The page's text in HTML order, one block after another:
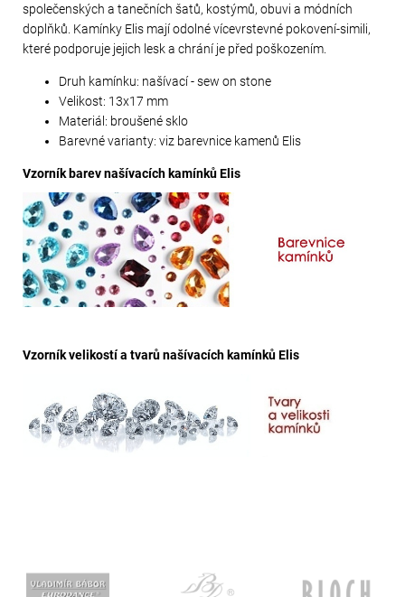
společenských a tanečních šatů, kostýmů, obuvi a módních
doplňků. Kamínky Elis mají odolné vícevrstevné pokovení-simili,
které podporuje jejich lesk a chrání je před poškozením.
Druh kamínku: našívací - sew on stone
Velikost: 13x17 mm
Materiál: broušené sklo
Barevné varianty: viz barevnice kamenů Elis
Vzorník barev našívacích kamínků Elis
Vzorník velikostí a tvarů našívacích kamínků Elis